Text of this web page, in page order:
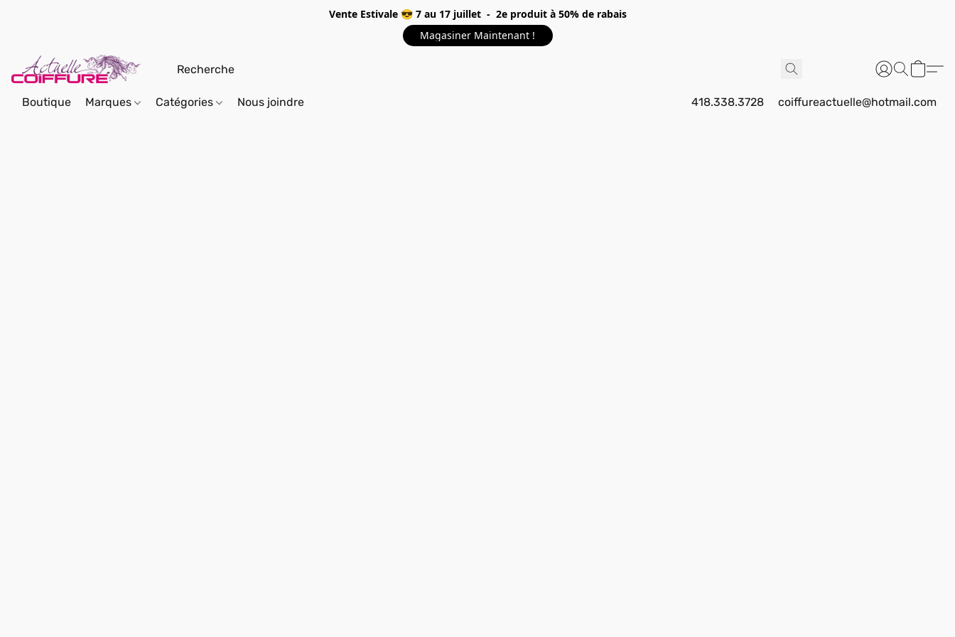
Vente Estivale 😎 7 au 17 juillet - 2e produit à 50% de rabais
Magasiner Maintenant !
Boutique Marques Catégories Nous joindre 418.338.3728 coiffureactuelle@hotmail.com